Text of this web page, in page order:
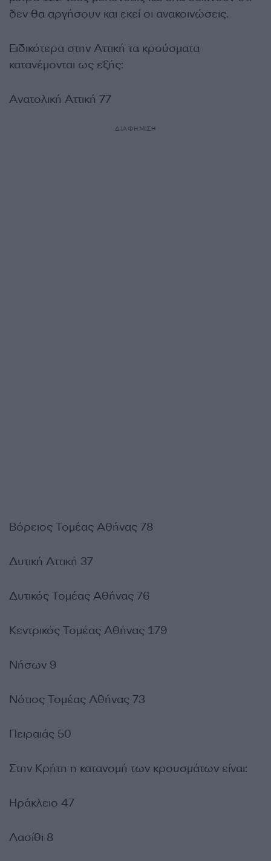
δεν θα αργήσουν και εκεί οι ανακοινώσεις.
Ειδικότερα στην Αττική τα κρούσματα
κατανέμονται ως εξής:
Ανατολική Αττική 77
ΔΙΑΦΗΜΙΣΗ
Βόρειος Τομέας Αθήνας 78
Δυτική Αττική 37
Δυτικός Τομέας Αθήνας 76
Κεντρικός Τομέας Αθήνας 179
Νήσων 9
Νότιος Τομέας Αθήνας 73
Πειραιάς 50
Στην Κρήτη η κατανομή των κρουσμάτων είναι:
Ηράκλειο 47
Λασίθι 8